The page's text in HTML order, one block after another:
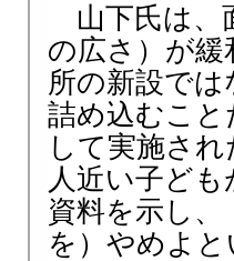
山下氏は、
の広さ）が
所の新設で
詰め込むこと
して実施さ
人近い子ど
資料を示し、
を）やめよ